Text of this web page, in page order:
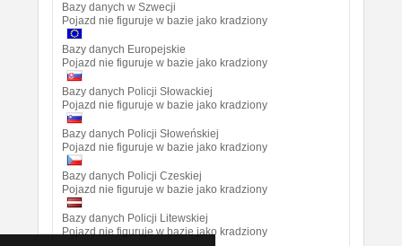
Bazy danych w Szwecji
Pojazd nie figuruje w bazie jako kradziony
Bazy danych Europejskie
Pojazd nie figuruje w bazie jako kradziony
Bazy danych Policji Słowackiej
Pojazd nie figuruje w bazie jako kradziony
Bazy danych Policji Słoweńskiej
Pojazd nie figuruje w bazie jako kradziony
Bazy danych Policji Czeskiej
Pojazd nie figuruje w bazie jako kradziony
Bazy danych Policji Litewskiej
Pojazd nie figuruje w bazie jako kradziony